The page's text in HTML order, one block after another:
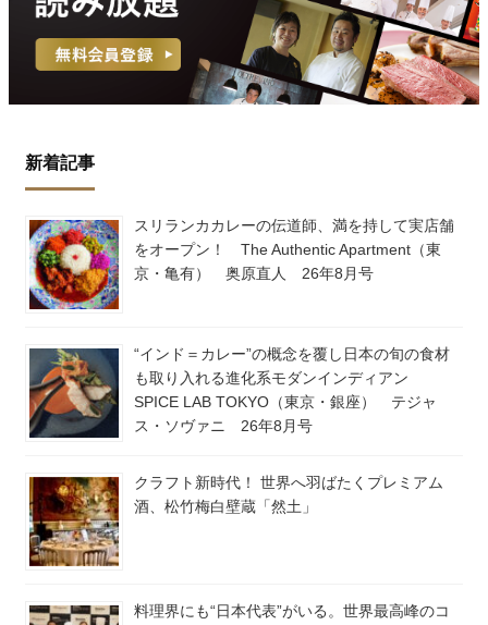
新着記事
スリランカカレーの伝道師、満を持して実店舗
をオープン！ The Authentic Apartment（東
京・亀有） 奥原直人 26年8月号
“インド＝カレー”の概念を覆し日本の旬の食材
も取り入れる進化系モダンインディアン
SPICE LAB TOKYO（東京・銀座） テジャ
ス・ソヴァニ 26年8月号
クラフト新時代！ 世界へ羽ばたくプレミアム
酒、松竹梅白壁蔵「然土」
料理界にも“日本代表”がいる。世界最高峰のコ